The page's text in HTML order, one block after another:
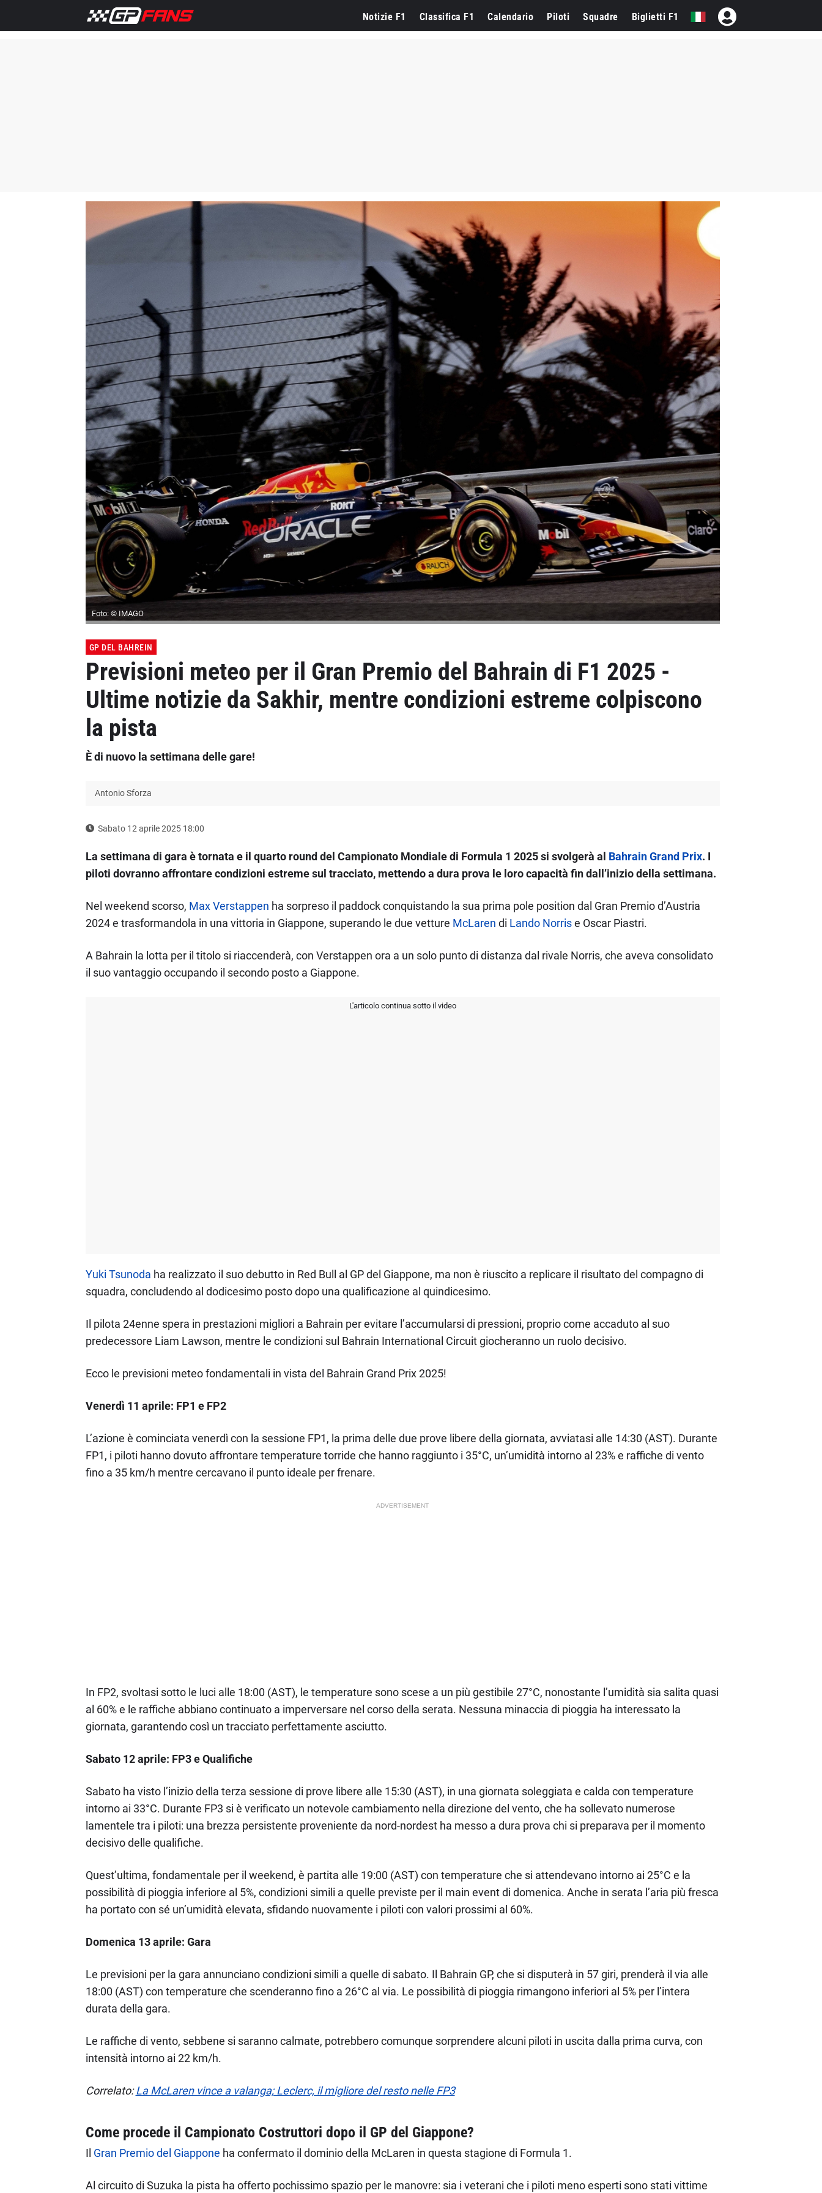
Notizie F1 Classifica F1 Calendario Piloti Squadre Biglietti F1
Foto: © IMAGO
GP DEL BAHREIN
Previsioni meteo per il Gran Premio del Bahrain di F1 2025 -
Ultime notizie da Sakhir, mentre condizioni estreme colpiscono
la pista
È di nuovo la settimana delle gare!
Antonio Sforza
Sabato 12 aprile 2025 18:00
La settimana di gara è tornata e il quarto round del Campionato Mondiale di Formula 1 2025 si svolgerà al Bahrain Grand Prix. I
piloti dovranno affrontare condizioni estreme sul tracciato, mettendo a dura prova le loro capacità fin dall’inizio della settimana.
Nel weekend scorso, Max Verstappen ha sorpreso il paddock conquistando la sua prima pole position dal Gran Premio d’Austria
2024 e trasformandola in una vittoria in Giappone, superando le due vetture McLaren di Lando Norrise Oscar Piastri.
A Bahrain la lotta per il titolo si riaccenderà, con Verstappen ora a un solo punto di distanza dal rivale Norris, che aveva consolidato
il suo vantaggio occupando il secondo posto a Giappone.
L'articolo continua sotto il video
Yuki Tsunoda ha realizzato il suo debutto in Red Bull al GP del Giappone, ma non è riuscito a replicare il risultato del compagno di
squadra, concludendo al dodicesimo posto dopo una qualificazione al quindicesimo.
Il pilota 24enne spera in prestazioni migliori a Bahrain per evitare l’accumularsi di pressioni, proprio come accaduto al suo
predecessore Liam Lawson, mentre le condizioni sul Bahrain International Circuit giocheranno un ruolo decisivo.
Ecco le previsioni meteo fondamentali in vista del Bahrain Grand Prix 2025!
Venerdì 11 aprile: FP1 e FP2
L’azione è cominciata venerdì con la sessione FP1, la prima delle due prove libere della giornata, avviatasi alle 14:30 (AST). Durante
FP1, i piloti hanno dovuto affrontare temperature torride che hanno raggiunto i 35°C, un’umidità intorno al 23% e raffiche di vento
fino a 35 km/h mentre cercavano il punto ideale per frenare.
ADVERTISEMENT
In FP2, svoltasi sotto le luci alle 18:00 (AST), le temperature sono scese a un più gestibile 27°C, nonostante l’umidità sia salita quasi
al 60% e le raffiche abbiano continuato a imperversare nel corso della serata. Nessuna minaccia di pioggia ha interessato la
giornata, garantendo così un tracciato perfettamente asciutto.
Sabato 12 aprile: FP3 e Qualifiche
Sabato ha visto l’inizio della terza sessione di prove libere alle 15:30 (AST), in una giornata soleggiata e calda con temperature
intorno ai 33°C. Durante FP3 si è verificato un notevole cambiamento nella direzione del vento, che ha sollevato numerose
lamentele tra i piloti: una brezza persistente proveniente da nord-nordest ha messo a dura prova chi si preparava per il momento
decisivo delle qualifiche.
Quest’ultima, fondamentale per il weekend, è partita alle 19:00 (AST) con temperature che si attendevano intorno ai 25°C e la
possibilità di pioggia inferiore al 5%, condizioni simili a quelle previste per il main event di domenica. Anche in serata l’aria più fresca
ha portato con sé un’umidità elevata, sfidando nuovamente i piloti con valori prossimi al 60%.
Domenica 13 aprile: Gara
Le previsioni per la gara annunciano condizioni simili a quelle di sabato. Il Bahrain GP, che si disputerà in 57 giri, prenderà il via alle
18:00 (AST) con temperature che scenderanno fino a 26°C al via. Le possibilità di pioggia rimangono inferiori al 5% per l’intera
durata della gara.
Le raffiche di vento, sebbene si saranno calmate, potrebbero comunque sorprendere alcuni piloti in uscita dalla prima curva, con
intensità intorno ai 22 km/h.
Correlato:La McLaren vince a valanga; Leclerc, il migliore del resto nelle FP3
Come procede il Campionato Costruttori dopo il GP del Giappone?
Il Gran Premio del Giappone ha confermato il dominio della McLaren in questa stagione di Formula 1.
Al circuito di Suzuka la pista ha offerto pochissimo spazio per le manovre: sia i veterani che i piloti meno esperti sono stati vittime